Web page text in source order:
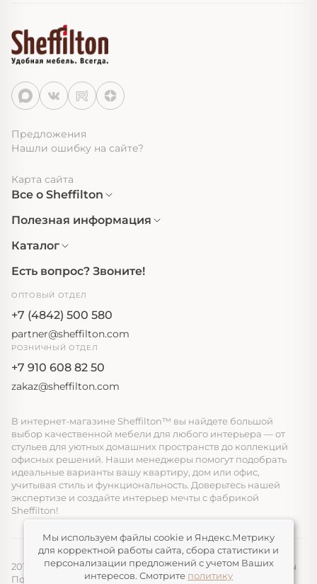
Предложения
Нашли ошибку на сайте?
Карта сайта
Все о Sheffilton
Полезная информация
Каталог
Есть вопрос? Звоните!
ОПТОВЫЙ ОТДЕЛ
+7 (4842) 500 580
partner@sheffilton.com
РОЗНИЧНЫЙ ОТДЕЛ
+7 910 608 82 50
zakaz@sheffilton.com
В интернет-магазине Sheffilton™ вы найдете большой
выбор качественной мебели для любого интерьера — от
стульев для уютных домашних пространств до коллекций
офисных решений. Наши менеджеры помогут подобрать
идеальные варианты вашу квартиру, дом или офис,
учитывая стиль и функциональность. Доверьтесь нашей
экспертизе и создайте интерьер мечты с фабрикой
Sheffilton!
2014-2026, ООО «ЭЛМАТ», Sheffilton™ Все права защищены
Политика конфиденциальности
Мы используем файлы cookie и Яндекс.Метрику
для корректной работы сайта, сбора статистики и
персонализации предложений с учетом Ваших
интересов. Смотрите политику